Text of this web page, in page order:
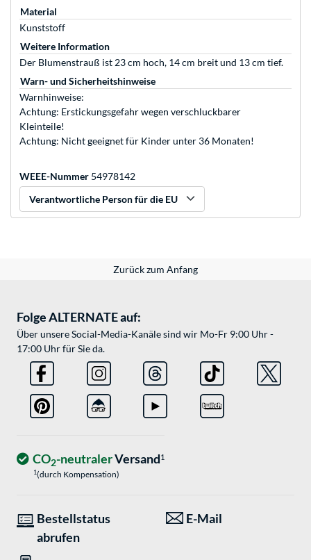
Material
Kunststoff
Weitere Information
Der Blumenstrauß ist 23 cm hoch, 14 cm breit und 13 cm tief.
Warn- und Sicherheitshinweise
Warnhinweise:
Achtung: Erstickungsgefahr wegen verschluckbarer
Kleinteile!
Achtung: Nicht geeignet für Kinder unter 36 Monaten!
WEEE-Nummer 54978142
Verantwortliche Person für die EU
Zurück zum Anfang
Folge ALTERNATE auf:
Über unsere Social-Media-Kanäle sind wir Mo-Fr 9:00 Uhr -
17:00 Uhr für Sie da.
CO2-neutralerVersand1
1(durch Kompensation)
Bestellstatus
abrufen
E-Mail